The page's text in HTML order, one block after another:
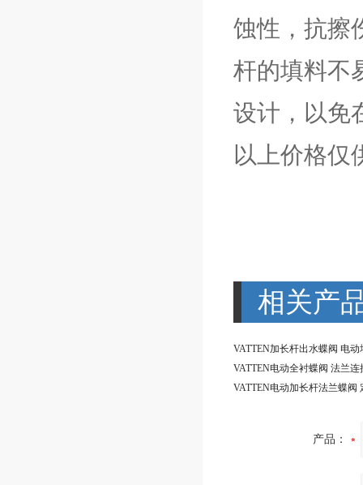
蚀性，抗擦
杆的填料不
设计，以免
以上价格仅
相关产
产品：